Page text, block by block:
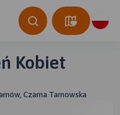
Kobiet
Czarna Tarnowska